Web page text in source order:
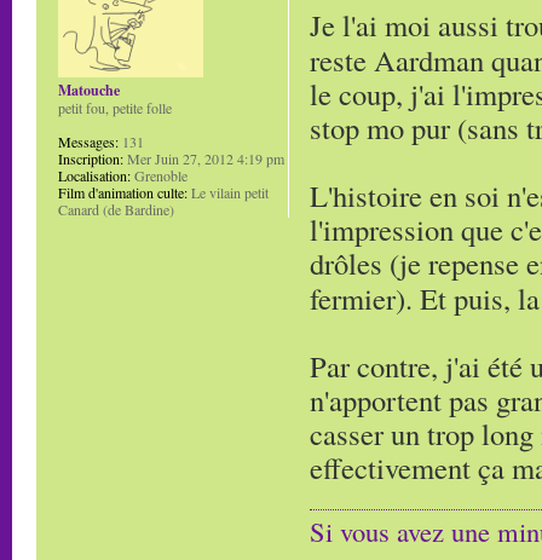
Je l'ai moi aussi
reste Aardman
le coup, j'ai
stop mo pur (sans
L'histoire en soi
l'impression que
drôles (je repense
fermier). Et puis,
Par contre, j'ai été
n'apportent pas
casser un trop
effectivement ça
Si vous avez une
Matouche
petit fou, petite folle
Messages: 131
Inscription:Mer Juin 27, 2012 4:19 pm
Localisation:Grenoble
Film d'animation culte:Le vilain petit
Canard (de Bardine)